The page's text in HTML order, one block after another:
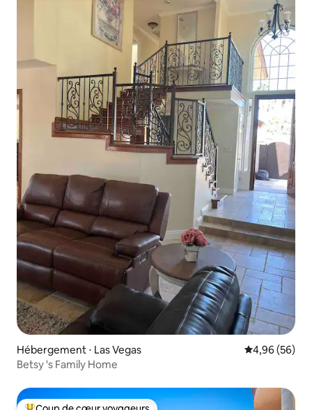
Hébergement ⋅ Las Vegas Évaluation
4,96 (56)
Betsy 's Family Home